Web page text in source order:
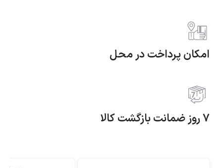
امکان پرداخت در محل
7 روز ضمانت بازگشت کالا